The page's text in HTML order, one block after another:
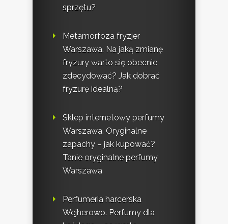
sprzętu?
Metamorfoza fryzjer
Warszawa. Na jaką zmianę
fryzury warto się obecnie
zdecydować? Jak dobrać
fryzurę idealną?
Sklep internetowy perfumy
Warszawa. Oryginalne
zapachy – jak kupować?
Tanie oryginalne perfumy
Warszawa
Perfumeria harcerska
Wejherowo. Perfumy dla